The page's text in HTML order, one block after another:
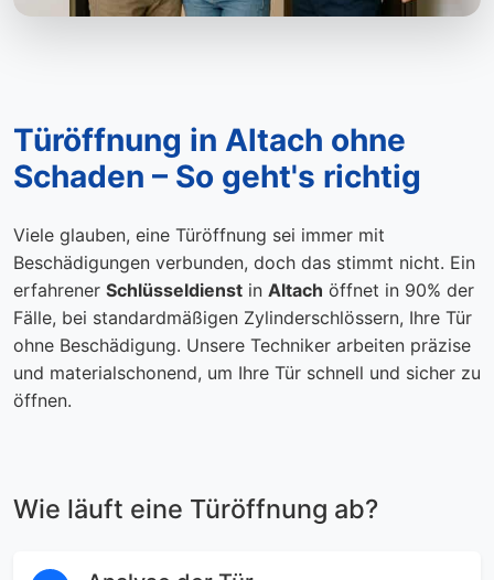
Türöffnung in Altach ohne
Schaden – So geht's richtig
Viele glauben, eine Türöffnung sei immer mit
Beschädigungen verbunden, doch das stimmt nicht. Ein
erfahrener Schlüsseldienst in Altach öffnet in 90% der
Fälle, bei standardmäßigen Zylinderschlössern, Ihre Tür
ohne Beschädigung. Unsere Techniker arbeiten präzise
und materialschonend, um Ihre Tür schnell und sicher zu
öffnen.
Wie läuft eine Türöffnung ab?